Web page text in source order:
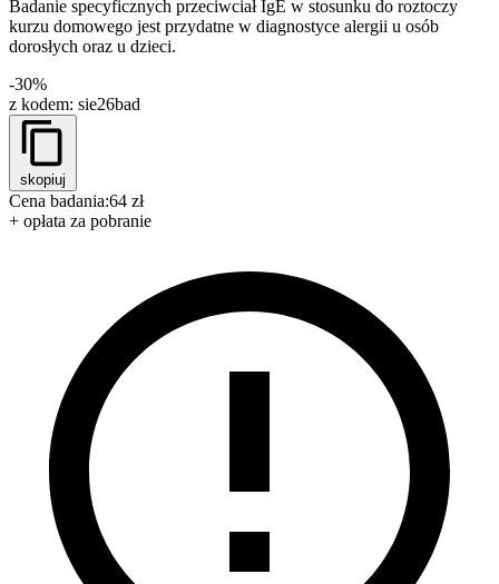
Badanie specyficznych przeciwciał IgE w stosunku do roztoczy
kurzu domowego jest przydatne w diagnostyce alergii u osób
dorosłych oraz u dzieci.
-30%
z kodem: sie26bad
skopiuj
Cena badania:64 zł
+ opłata za pobranie